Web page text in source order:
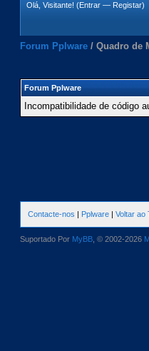
Olá, Visitante! (Entrar — Registar)
Forum Pplware / Quadro de
Forum Pplware
Incompatibilidade de código
Contacte-nos | Pplware | Voltar ao
Suportado Por MyBB , © 2002-2026